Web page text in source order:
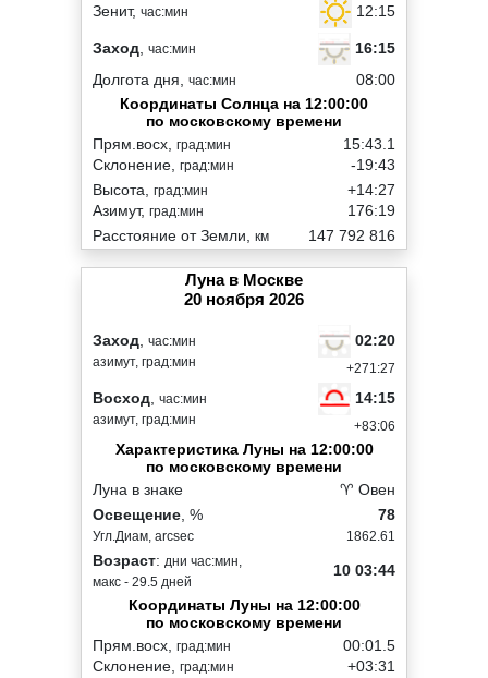
Зенит, час:мин 12:15
Заход час:мин
16:15
Долгота дня, час:мин
08:00
Координаты Солнца на 12:00:00
по московскому времени
Прям.восх, град:мин
Склонение, град:мин
15:43.1
-19:43
Высота, град:мин
Азимут, град:мин
+14:27
176:19
Расстояние от Земли, км 147 792 816
Луна в Москве
20 ноября 2026
Заход час:мин
азимут, град:мин
02:20
+271:27
Восход час:мин
азимут, град:мин
14:15
+83:06
Характеристика Луны на 12:00:00
по московскому времени
Луна в знаке
♈ Овен
Освещение , %
Угл.Диам, arcsec
78
1862.61
Возраст: дни час:мин,
макс - 29.5 дней
10 03:44
Координаты Луны на 12:00:00
по московскому времени
Прям.восх, град:мин
Склонение, град:мин
00:01.5
+03:31